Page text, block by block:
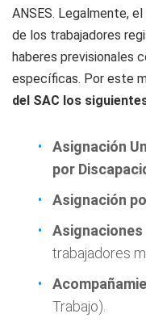
ANSES. Legalmente,
de los trabajadores
haberes previsionales
específicas. Por este
del SAC los
Asignación
por
Asignación
Asignaciones
trabajadores
Trabajo).